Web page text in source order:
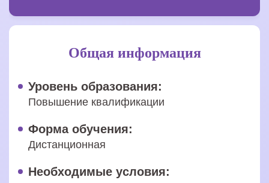
Общая информация
Уровень образования:
Повышение квалификации
Форма обучения:
Дистанционная
Необходимые условия: